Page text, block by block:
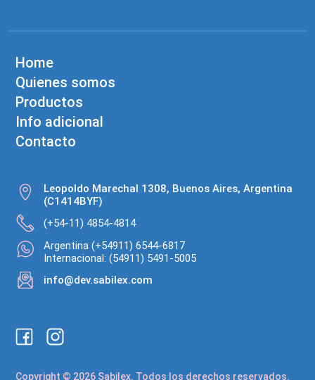
Home
Quienes somos
Productos
Info adicional
Contacto
Leopoldo Marechal 1308, Buenos Aires, Argentina
(C1414BYF)
(+54-11) 4854-4814
Argentina (+54911) 6544-6817
Internacional: (54911) 5491-5005
info@dev.sabilex.com
Copyright © 2026 Sabilex. Todos los derechos reservados.